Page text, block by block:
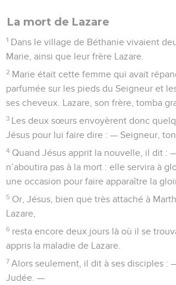
La mort de Lazare
1 Dans le village de Béthanie vivaient
Marie, ainsi que leur frère Lazare.
2 Marie était cette femme qui avait
parfumée sur les pieds du Seigneur et
ses cheveux. Lazare, son frère, tomba
3 Les deux sœurs envoyèrent donc
Jésus pour lui faire dire : — Seigneur, ton
4 Quand Jésus apprit la nouvelle, il dit :
n’aboutira pas à la mort : elle servira à
une occasion pour faire apparaître la
5 Or, Jésus, bien que très attaché à
Lazare,
6 resta encore deux jours là où il se
appris la maladie de Lazare.
7 Alors seulement, il dit à ses disciples :
Judée. —